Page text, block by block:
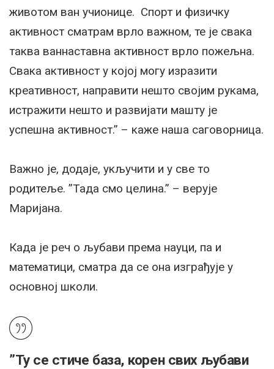
животом ван учионице. Спорт и физичку
активност сматрам врло важном, те је свака
таква ваннаставна активност врло пожељна.
Свака активност у којој могу изразити
креативност, направити нешто својим рукама,
истражити нешто и развијати машту је
успешна активност.” – каже наша саговорница.
Важно је, додаје, укључити и у све то
родитеље. ”Тада смо целина.” – верује
Маријана.
Када је реч о љубави према науци, па и
математици, сматра да се она изграђује у
основној школи.
”Ту се стиче база, корен свих љубави